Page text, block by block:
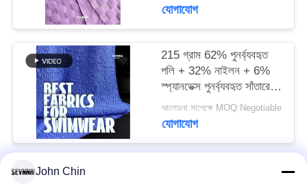
যোগাযোগ
215 গ্রাম 62% পুনর্ব্যবহৃত
পলি + 32% নাইলন + 6%
স্প্যানডেক্স পুনর্ব্যবহৃত সাঁতারের
পোশাক কাপড় RT-4646
আলোচনা সাপেক্ষে MOQ:Negotiable
যোগাযোগ
John Chin